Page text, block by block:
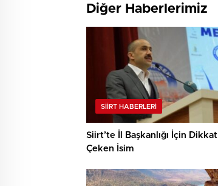
Diğer Haberlerimiz
SIIRT HABERLERI
Siirt’te İl Başkanlığı İçin Dikkat
Çeken İsim